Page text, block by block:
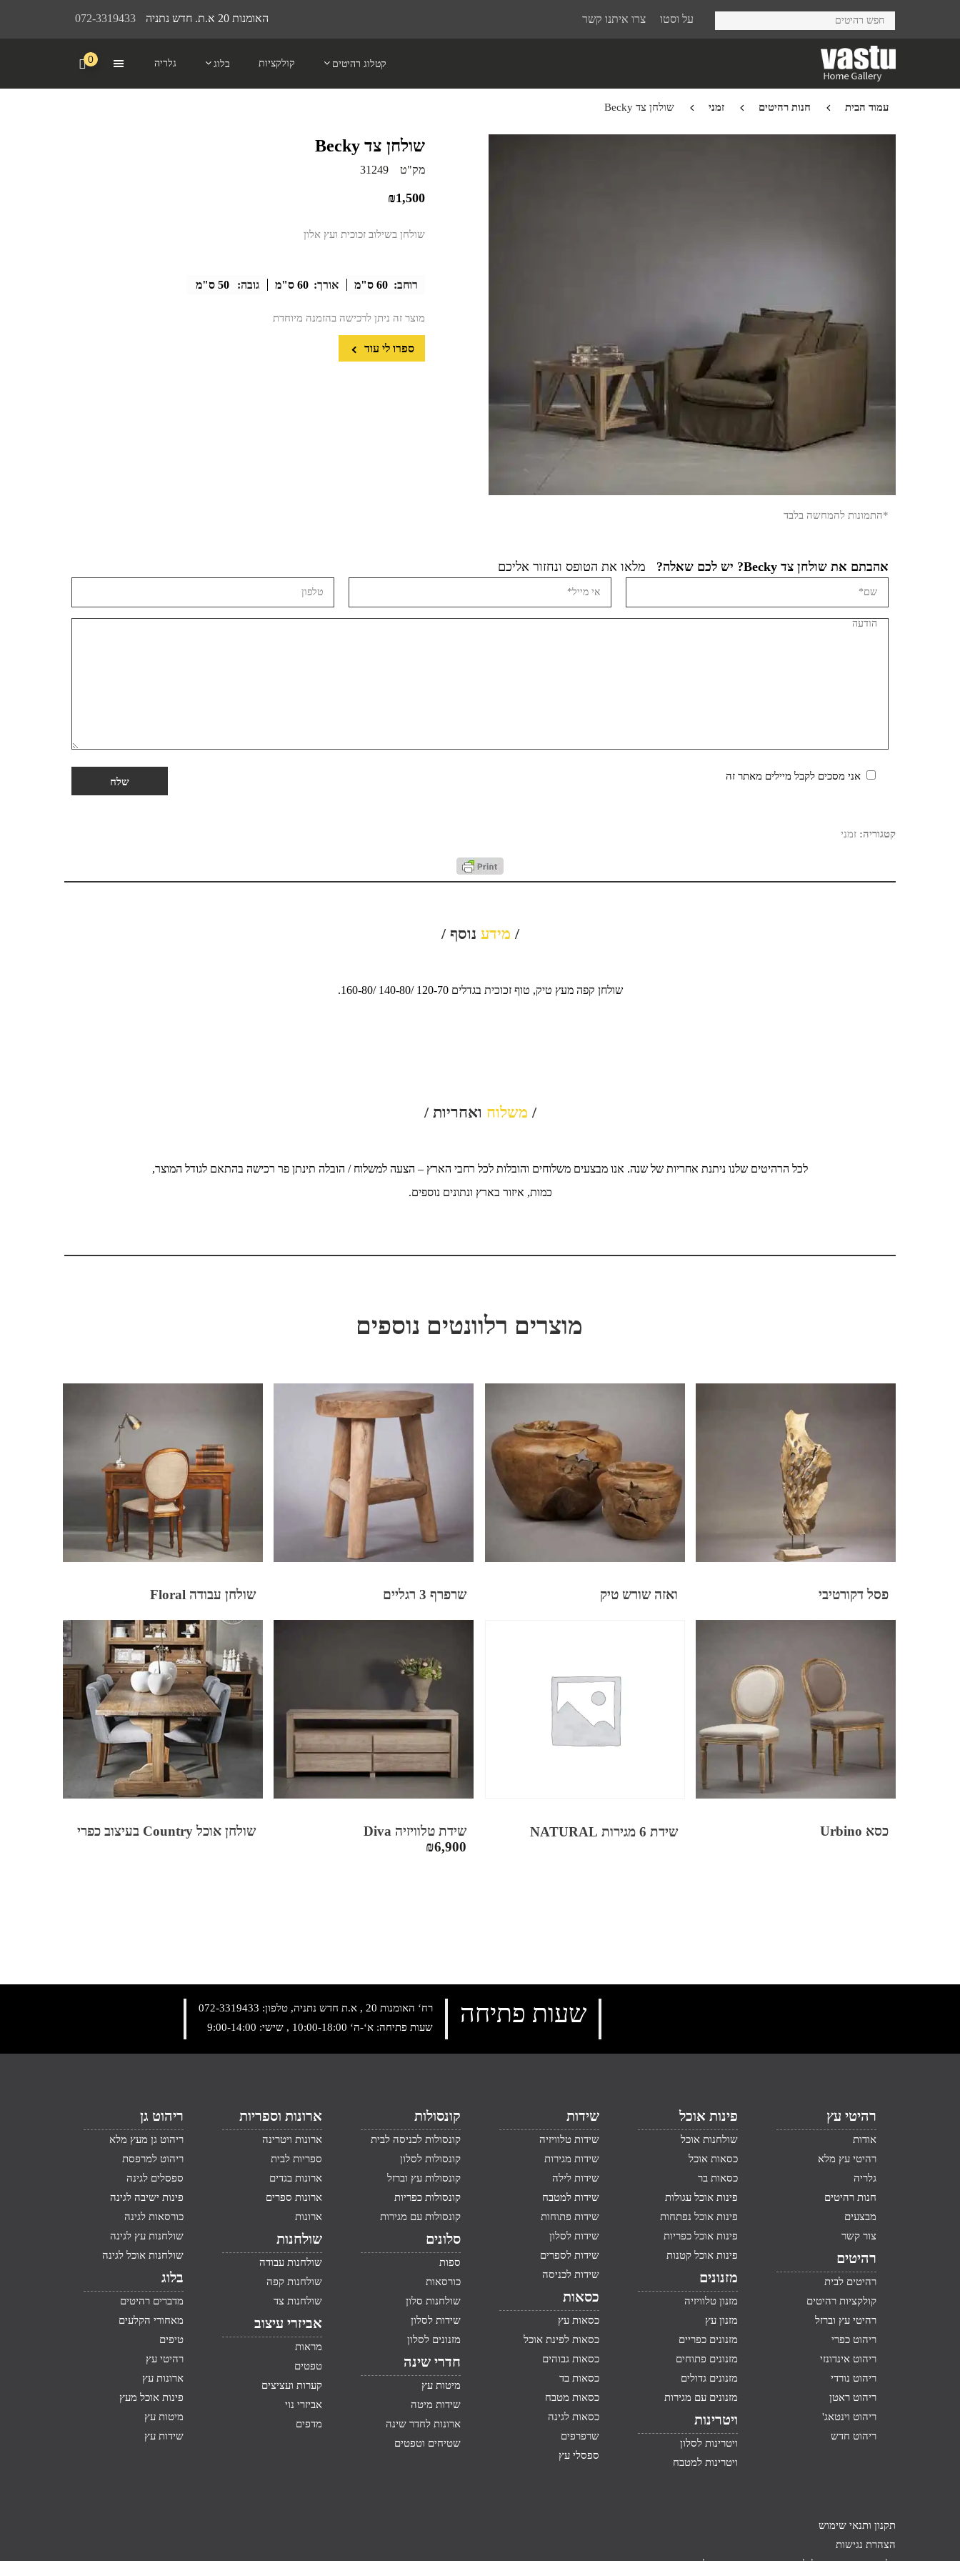
072-3319433 האומנות 20 א.ת. חדש נתניה על וסטו צרו איתנו קשר
קטלוג רהיטים קולקציות בלוג גלריה 0
עמוד הבית חנות רהיטים זמני שולחן צד Becky
*התמונות להמחשה בלבד
שולחן צד Becky
מק"ט 31249
₪1,500
שולחן בשילוב זכוכית ועץ אלון
רוחב: 60 ס"מ אורך: 60 ס"מ גובה: 50 ס"מ
מוצר זה ניתן לרכישה בהזמנה מיוחדת
ספרו לי עוד
אהבתם את שולחן צד Becky? יש לכם שאלה? מלאו את הטופס ונחזור אליכם
אני מסכים לקבל מיילים מאתר זה
קטגוריה: זמני
/ מידע נוסף /
שולחן קפה מעץ טיק, טוף זכוכית בגדלים 120-70 /140-80 /160-80.
/ משלוח ואחריות /
לכל הרהיטים שלנו ניתנת אחריות של שנה. אנו מבצעים משלוחים והובלות לכל רחבי הארץ – הצעה למשלוח / הובלה תינתן פר רכישה בהתאם לגודל המוצר,
כמות, איזור בארץ ונתונים נוספים.
מוצרים רלוונטים נוספים
פסל דקורטיבי ואזה שורש טיק שרפרף 3 רגליים שולחן עבודה Floral
כסא Urbino שידת 6 מגירות NATURAL
שידת טלוויזיה Diva
₪6,900
שולחן אוכל Country בעיצוב כפרי
רח‘ האומנות 20 , א.ת חדש נתניה, טלפון:
072-3319433
שעות פתיחה: א‘-ה‘ 10:00-18:00 , שישי: 9:00-14:00
שעות פתיחה
רהיטי עץ
אודות
רהיטי עץ מלא
גלריה
חנות רהיטים
מבצעים
צור קשר
רהיטים
רהיטים לבית
קולקציות רהיטים
רהיטי עץ וברזל
ריהוט כפרי
ריהוט אינדונזי
ריהוט נורדי
ריהוט ראטן
ריהוט וינטאג'
ריהוט חדש
פינות אוכל
שולחנות אוכל
כסאות אוכל
כסאות בר
פינות אוכל עגולות
פינות אוכל נפתחות
פינות אוכל כפריות
פינות אוכל קטנות
מזנונים
מזנון טלוויזיה
מזנון עץ
מזנונים כפריים
מזנונים פתוחים
מזנונים גדולים
מזנונים עם מגירות
ויטרינות
ויטרינות לסלון
ויטרינות למטבח
שידות
שידות טלוויזיה
שידות מגירות
שידות לילה
שידות למטבח
שידות פתוחות
שידות לסלון
שידות לספרים
שידות לכניסה
כסאות
כסאות עץ
כסאות לפינת אוכל
כסאות גבוהים
כסאות בד
כסאות מטבח
כסאות לגינה
שרפרפים
ספסלי עץ
קונסולות
קונסולות לכניסה לבית
קונסולות לסלון
קונסולות עץ וברזל
קונסולות כפריות
קונסולות עם מגירות
סלונים
ספות
כורסאות
שולחנות סלון
שידות לסלון
מזנונים לסלון
חדרי שינה
מיטות עץ
שידות מיטה
ארונות לחדר שינה
שטיחים וטפטים
ארונות וספריות
ארונות ויטרינה
ספריות לבית
ארונות בגדים
ארונות ספרים
ארונות
שולחנות
שולחנות עבודה
שולחנות קפה
שולחנות צד
אביזרי עיצוב
מראות
טפטים
קערות ועציצים
אביזרי נוי
מדפים
ריהוט גן
ריהוט גן מעץ מלא
ריהוט למרפסת
ספסלים לגינה
פינות ישיבה לגינה
כורסאות לגינה
שולחנות עץ לגינה
שולחנות אוכל לגינה
בלוג
מדברים רהיטים
מאחורי הקלעים
טיפים
רהיטי עץ
ארונות עץ
פינות אוכל מעץ
מיטות עץ
שידות עץ
תקנון ותנאי שימוש
הצהרת נגישות